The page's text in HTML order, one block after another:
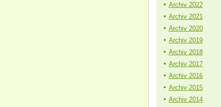
Archiv 2022
Archiv 2021
Archiv 2020
Archiv 2019
Archiv 2018
Archiv 2017
Archiv 2016
Archiv 2015
Archiv 2014